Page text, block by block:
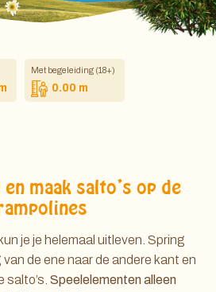
Met begeleiding (18+)
0.00 m
maak salto’s op de
je je helemaal uitleven. Spring
de ene naar de andere kant en
Speelelementen alleen